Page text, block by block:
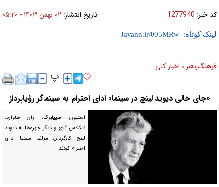
کد خبر: 1277940 تاریخ انتشار: ۰۲ بهمن ۱۴۰۳ - ۰۵:۲۰
لینک کوتاه:
فرهنگ‌و‌هنر » اخبار كلی
«جای خالی دیوید لینچ در سینما» ادای احترام به سینماگر رؤیاپرداز
استیون اسپیلبرگ، ران هاوارد،
نیکلاس کیج و دیگر چهره‌ها به دیوید
لینچ کارگردان مؤلف سینما ادای
احترام کردند.